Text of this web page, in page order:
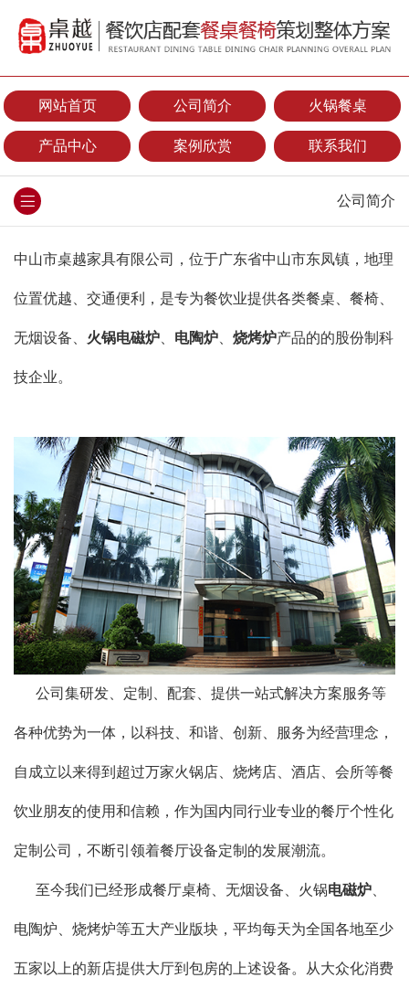
网站首页 公司简介 火锅餐桌
产品中心 案例欣赏 联系我们
公司简介
中山市桌越家具有限公司，位于广东省中山市东凤镇，地理
位置优越、交通便利，是专为餐饮业提供各类餐桌、餐椅、
无烟设备、 火锅电磁炉 电陶炉 烧烤炉产品的的股份制科
技企业。
公司集研发、定制、配套、提供一站式解决方案服务等
各种优势为一体，以科技、和谐、创新、服务为经营理念，
自成立以来得到超过万家火锅店、烧烤店、酒店、会所等餐
饮业朋友的使用和信赖，作为国内同行业专业的餐厅个性化
定制公司，不断引领着餐厅设备定制的发展潮流。
至今我们已经形成餐厅桌椅、无烟设备、火锅电磁炉
电陶炉、烧烤炉等五大产业版块，平均每天为全国各地至少
五家以上的新店提供大厅到包房的上述设备。从大众化消费